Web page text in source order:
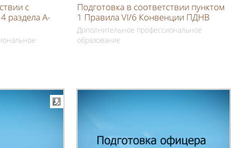
с
раздела A-
Подготовка в соответствии пунктом
1 Правила VI/6 Конвенции ПДНВ
Дополнительное профессиональное
образование